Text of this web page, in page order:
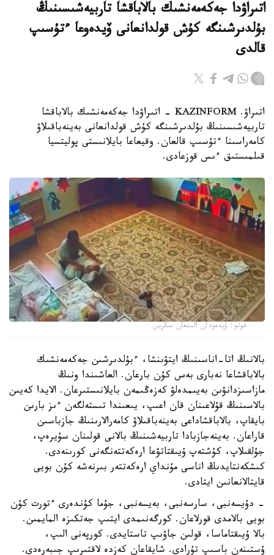
اتىراۋدا جەكەمەنشىك بالاباقشا تاربيەشىسىنىڭ
بۇلدىرشىنگە كۇش قولدانعانى ۆيدەوعا ءتۇسىپ
قالدى
اتىراۋ. KAZINFORM - اتىراۋدا جەكەمەنشىك بالاباقشا
تاربيەشىسىنىڭ بۇلدىرشىنگە كۇش قولدانعانى بەينەباقىلاۋ
كامەراسىنا ءتۇسىپ قالعان. وقيعاعا بايلانىستى پوليتسيا
قىلمىستىق ءىس قوزعادى.
فوتو: ۆيدەودان الىنعان سكرين
بالانىڭ اتا-اناسىنىڭ ايتۋىنشا، ءبۇلدىرشىن جەكەمەنشىك
بالاباقشاعا نەبارى بەس كۇن بارعان. العاشىندا ونىڭ
مازاسىزدانۋىن بەيىمدەلۋ كەزەڭىمەن بايلانىستىرعان. الايدا كەيىن
بالاسىنىڭ قۇلاعىنان قان اعىپ، يىعىندا تىستەلگەن ءىز بارىن
بايقاپ، بالاباقشاداعى بەينەباقىلاۋ كامەرالارىنىڭ جازباسىن
قاراعان. بەينەجازبادا تاربيەشىنىڭ بالانى قولىنان سۇيرەپ،
جۇلقىلاپ، كۇشتەپ ۇيىقتاتۋعا ارەكەتتەنگەنى كورىنەدى.
كىشكەنتايدىڭ اناسى مۇنداي ارەكەتتەر بىرنەشە كۇن بويى
قايتالانعانىن ايتادى.
- دۇيسەنبى، سارسەنبى، بەيسەنبى، جۇما كۇندەرى ءتورت كۇن
بويى بالامدى قورلاعان. كورگەنىمدى ايتىپ جەتكىزە المايمىن.
بالا ۇيىقتاماسا، قولىن جاۋىپ تاستايدى. كورپەنى الىپ،
ۇستىنەن باسىپ تۇرادى. شايقاعان كەزدە لاقتىرىپ جىبەرەدى.